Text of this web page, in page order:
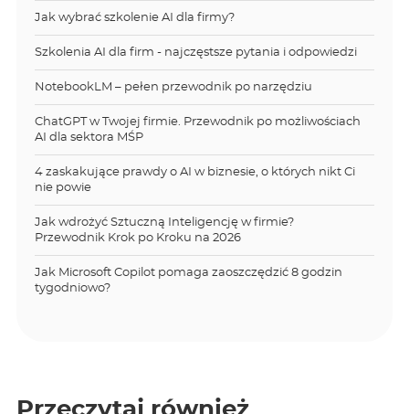
Jak wybrać szkolenie AI dla firmy?
Szkolenia AI dla firm - najczęstsze pytania i odpowiedzi
NotebookLM – pełen przewodnik po narzędziu
ChatGPT w Twojej firmie. Przewodnik po możliwościach
AI dla sektora MŚP
4 zaskakujące prawdy o AI w biznesie, o których nikt Ci
nie powie
Jak wdrożyć Sztuczną Inteligencję w firmie?
Przewodnik Krok po Kroku na 2026
Jak Microsoft Copilot pomaga zaoszczędzić 8 godzin
tygodniowo?